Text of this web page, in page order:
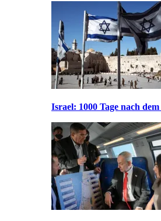
Israel: 1000 Tage nach